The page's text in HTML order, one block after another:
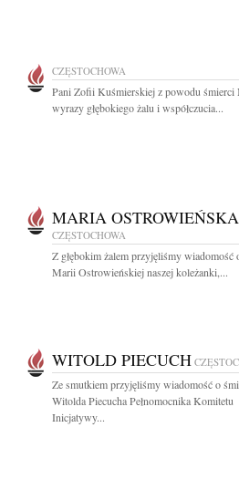
CZĘSTOCHOWA
Pani Zofii Kuśmierskiej z powodu śmierci
wyrazy głębokiego żalu i współczucia...
MARIA OSTROWIEŃSKA
CZĘSTOCHOWA
Z głębokim żalem przyjęliśmy wiadomość
Marii Ostrowieńskiej naszej koleżanki,...
WITOLD PIECUCH
Ze smutkiem przyjęliśmy wiadomość o
Witolda Piecucha Pełnomocnika Komitetu
Inicjatywy...